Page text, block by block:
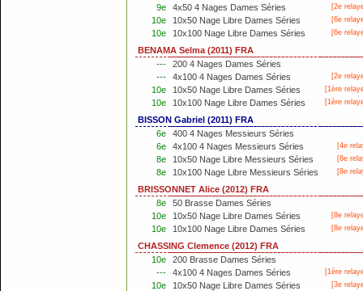
9e
4x50 4 Nages Dames Séries [2e
10e 10x50 Nage Libre Dames Séries [6e
10e 10x100 Nage Libre Dames Séries [6e
BENAMA Selma (2011) FRA
---
200 4 Nages Dames Séries
---
4x100 4 Nages Dames Séries [2e
10e 10x50 Nage Libre Dames Séries [1ère
10e 10x100 Nage Libre Dames Séries [1ère
BISSON Gabriel (2011) FRA
6e
400 4 Nages Messieurs Séries
6e
4x100 4 Nages Messieurs Séries [4e
8e 10x50 Nage Libre Messieurs Séries [8e
8e 10x100 Nage Libre Messieurs Séries [8e
BRISSONNET Alice (2012) FRA
8e
50 Brasse Dames Séries
10e
10x50 Nage Libre Dames Séries [8e
10e 10x100 Nage Libre Dames Séries [8e
CHASSING Clemence (2012) FRA
10e
200 Brasse Dames Séries
---
4x100 4 Nages Dames Séries [1ère
10e 10x50 Nage Libre Dames Séries [3e